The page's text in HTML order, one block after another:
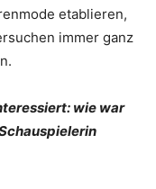
etablieren,
immer ganz
wie war